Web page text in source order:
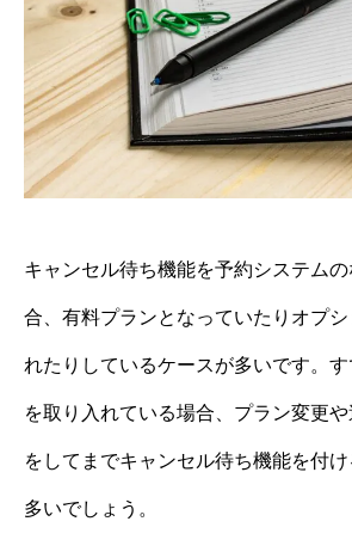
キャンセル待ち機能を予約システム
合、有料プランとなっていたりオプ
れたりしているケースが多いです。
を取り入れている場合、プラン変更
をしてまでキャンセル待ち機能を付
多いでしょう。